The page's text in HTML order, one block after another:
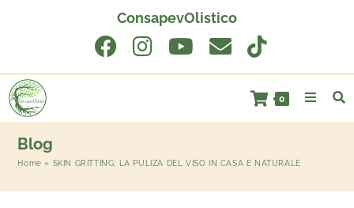
ConsapevOlistico
0
Blog
Home » SKIN GRITTING: LA PULIZA DEL VISO IN CASA E NATURALE